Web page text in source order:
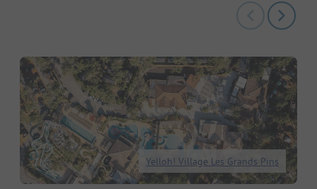
Yelloh! Village Les Grands Pins